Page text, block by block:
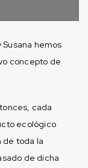
Susana hemos
concepto de
cada
ecológico
de toda la
de dicha